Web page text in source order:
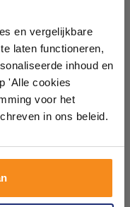
en vergelijkbare
laten functioneren,
inhoud en
'Alle cookies
voor het
in ons beleid.
1000 m²
ingerichte
tot luxe. Onze
en je vindt
Gratis parkeren
verschil!